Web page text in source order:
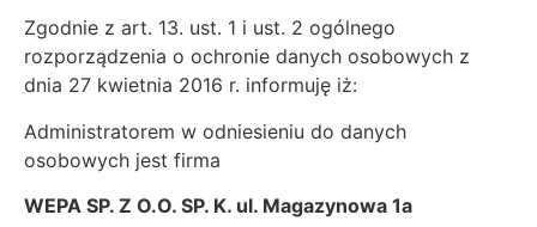
Zgodnie z art. 13. ust. 1 i ust. 2 ogólnego
rozporządzenia o ochronie danych osobowych z
dnia 27 kwietnia 2016 r. informuję iż:
Administratorem w odniesieniu do danych
osobowych jest firma
WEPA SP. Z O.O. SP. K. ul. Magazynowa 1a